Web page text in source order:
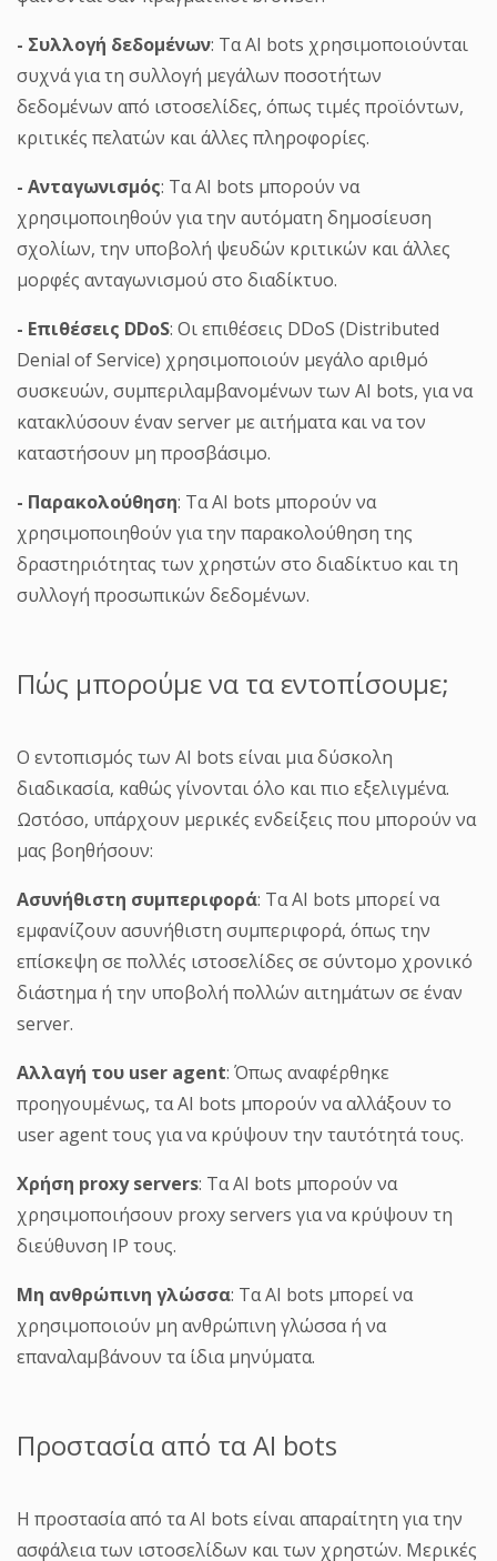
- Συλλογή δεδομένων: Τα AI bots χρησιμοποιούνται
συχνά για τη συλλογή μεγάλων ποσοτήτων
δεδομένων από ιστοσελίδες, όπως τιμές προϊόντων,
κριτικές πελατών και άλλες πληροφορίες.
- Ανταγωνισμός: Τα AI bots μπορούν να
χρησιμοποιηθούν για την αυτόματη δημοσίευση
σχολίων, την υποβολή ψευδών κριτικών και άλλες
μορφές ανταγωνισμού στο διαδίκτυο.
- Επιθέσεις DDoS: Οι επιθέσεις DDoS (Distributed
Denial of Service) χρησιμοποιούν μεγάλο αριθμό
συσκευών, συμπεριλαμβανομένων των AI bots, για να
κατακλύσουν έναν server με αιτήματα και να τον
καταστήσουν μη προσβάσιμο.
- Παρακολούθηση: Τα AI bots μπορούν να
χρησιμοποιηθούν για την παρακολούθηση της
δραστηριότητας των χρηστών στο διαδίκτυο και τη
συλλογή προσωπικών δεδομένων.
Πώς μπορούμε να τα εντοπίσουμε;
Ο εντοπισμός των AI bots είναι μια δύσκολη
διαδικασία, καθώς γίνονται όλο και πιο εξελιγμένα.
Ωστόσο, υπάρχουν μερικές ενδείξεις που μπορούν να
μας βοηθήσουν:
Ασυνήθιστη συμπεριφορά: Τα AI bots μπορεί να
εμφανίζουν ασυνήθιστη συμπεριφορά, όπως την
επίσκεψη σε πολλές ιστοσελίδες σε σύντομο χρονικό
διάστημα ή την υποβολή πολλών αιτημάτων σε έναν
server.
Αλλαγή του user agent: Όπως αναφέρθηκε
προηγουμένως, τα AI bots μπορούν να αλλάξουν το
user agent τους για να κρύψουν την ταυτότητά τους.
Χρήση proxyservers: Τα AI bots μπορούν να
χρησιμοποιήσουν proxy servers για να κρύψουν τη
διεύθυνση IP τους.
Μη ανθρώπινη γλώσσα: Τα AI bots μπορεί να
χρησιμοποιούν μη ανθρώπινη γλώσσα ή να
επαναλαμβάνουν τα ίδια μηνύματα.
Προστασία από τα AI bots
Η προστασία από τα AI bots είναι απαραίτητη για την
ασφάλεια των ιστοσελίδων και των χρηστών. Μερικές